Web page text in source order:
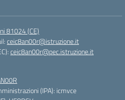
81024 (CE)
ceic8an00r@istruzione.it
ceic8an00r@pec.istruzione.it
(IPA): icmvce